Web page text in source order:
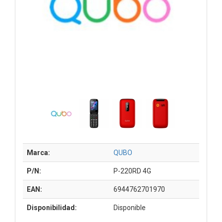
Marca: QUBO
P/N: P-220RD 4G
EAN: 6944762701970
Disponibilidad: Disponible